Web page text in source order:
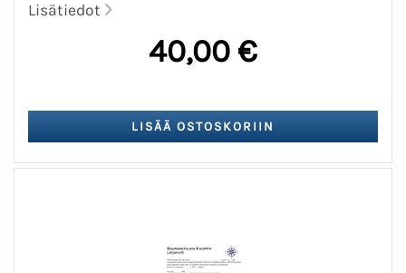
Lisätiedot
40,00 €